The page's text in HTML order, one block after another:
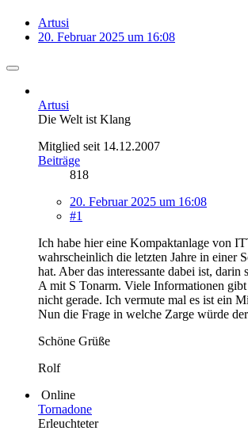
Artusi
20. Februar 2025 um 16:08
Artusi
Die Welt ist Klang
Mitglied seit 14.12.2007
Beiträge
818
20. Februar 2025 um 16:08
#1
Ich habe hier eine Kompaktanlage von
wahrscheinlich die letzten Jahre in einer
hat. Aber das interessante dabei ist, darin
A mit S Tonarm. Viele Informationen gibt
nicht gerade. Ich vermute mal es ist ein
Nun die Frage in welche Zarge würde der
Schöne Grüße
Rolf
Online
Tornadone
Erleuchteter